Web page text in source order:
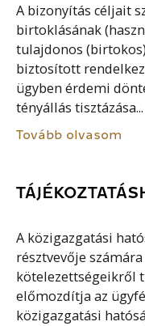
A bizonyítás céljait
birtoklásának
tulajdonos
biztosított
ügyben érdemi
tényállás tisztázása...
Tovább olvasom
A közigazgatási
résztvevője
kötelezettségeikről
előmozdítja az
közigazgatási